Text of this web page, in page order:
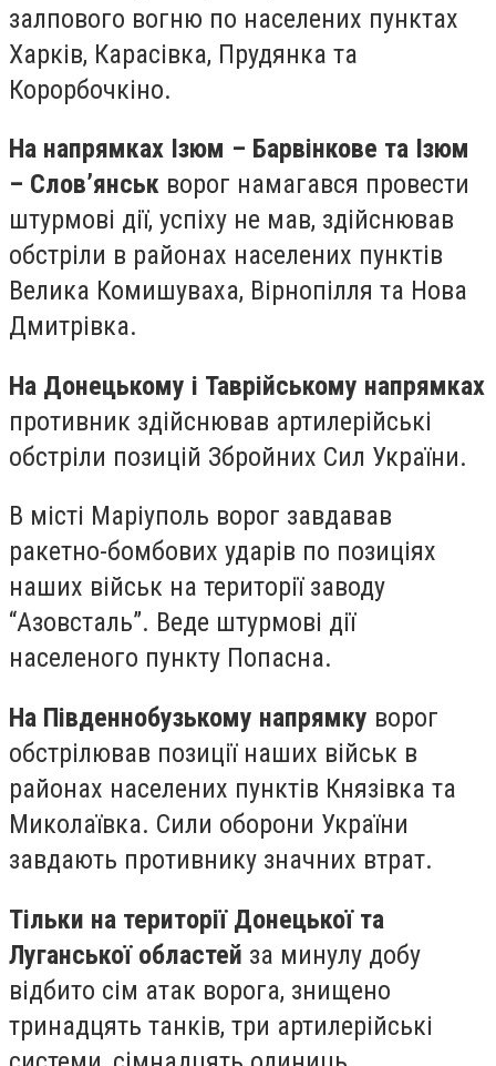
залпового вогню по населених пунктах
Харків, Карасівка, Прудянка та
Корорбочкіно.
На напрямках Ізюм – Барвінкове та Ізюм
– Слов’янськ ворог намагався провести
штурмові дії, успіху не мав, здійснював
обстріли в районах населених пунктів
Велика Комишуваха, Вірнопілля та Нова
Дмитрівка.
На Донецькому і Таврійському напрямках
противник здійснював артилерійські
обстріли позицій Збройних Сил України.
В місті Маріуполь ворог завдавав
ракетно-бомбових ударів по позиціях
наших військ на території заводу
“Азовсталь”. Веде штурмові дії
населеного пункту Попасна.
На Південнобузькому напрямку ворог
обстрілював позиції наших військ в
районах населених пунктів Князівка та
Миколаївка. Сили оборони України
завдають противнику значних втрат.
Тільки на території Донецької та
Луганської областей за минулу добу
відбито сім атак ворога, знищено
тринадцять танків, три артилерійські